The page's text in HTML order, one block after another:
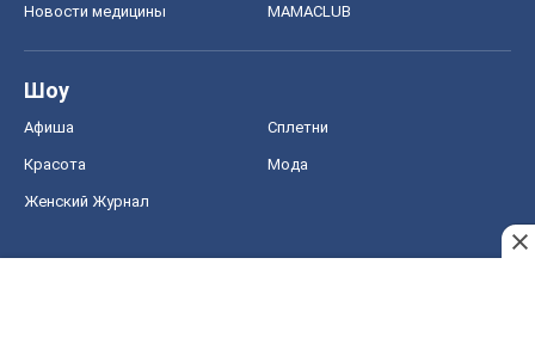
Новости медицины MAMACLUB
Шоу
Афиша Сплетни
Красота Мода
Женский Журнал